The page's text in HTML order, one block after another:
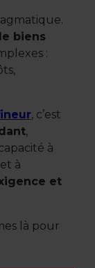
biens
:
, c’est
,
à
et à
et
là pour